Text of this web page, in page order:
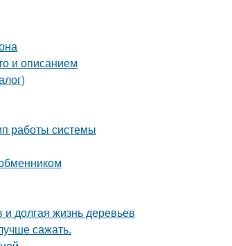
и описанием
работы системы
и долгая жизнь деревьев
сажать.